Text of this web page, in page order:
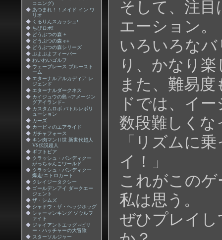
コニング)
◆ あつまれ！！メイド イン ワ
リオ
◆ くるりんスカッシュ!
◆ ちびロボ!
◆ どうぶつの森 +
◆ どうぶつの森 e＋
◆ どうぶつの森シリーズ
◆
ぷよぷよフィーバー
◆ わいわいゴルフ
◆ ウェーブレース ブルースト
ーム
◆ エターナルアルカディア レ
ジェンド
◆ エターナルダークネス
◆ カイジュウの島 ~アメージン
グアイランド~
◆ カスタムロボ バトルレボリ
ューション
◆ カーズ
◆ カービィのエアライド
◆ ガチャフォース
◆ キン肉マンⅡ世 新世代超人
VS伝説超人
◆ ギフトピア
◆ クラッシュ・バンディクー
がっちゃんこワールド
◆ クラッシュ・バンディクー
爆走!ニトロカート
◆ クレイジータクシー
◆ ゴールデンアイ ダークエー
ジェント
◆ ザ・シムズ
◆ シャドウ・ザ・ヘッジホッグ
◆ シャーマンキング ソウルフ
ァイト
◆ ジャイアントエッグ ~ビリ
ー・ハッチャーの大冒険
◆ スターソルジャー
そして、注
エーション。
いろいろな
り、かなり
また、難易
ドでは、イ
数段難しくな
「リズムに
イ！」
これがこの
私は思う。
ぜひプレイ